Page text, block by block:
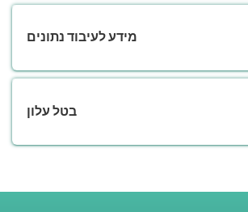
מידע לעיבוד נתונים
בטל עלון